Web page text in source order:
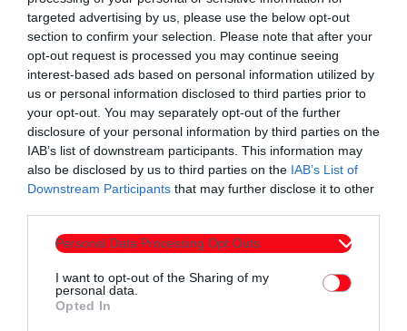
targeted advertising by us, please use the below opt-out
section to confirm your selection. Please note that after your
opt-out request is processed you may continue seeing
interest-based ads based on personal information utilized by
us or personal information disclosed to third parties prior to
your opt-out. You may separately opt-out of the further
disclosure of your personal information by third parties on the
IAB’s list of downstream participants. This information may
also be disclosed by us to third parties on the IAB’s List of
Downstream Participants that may further disclose it to other
Personal Data Processing Opt Outs
I want to opt-out of the Sharing of my
personal data.
Opted In
Συντάχθηκε από:ERKO
email
Σχετικά άρθρα